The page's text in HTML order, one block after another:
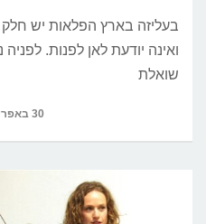
בעליזה בארץ הפלאות יש חלק
ואינה יודעת לאן לפנות.
שואלת
30 באפריל 2014